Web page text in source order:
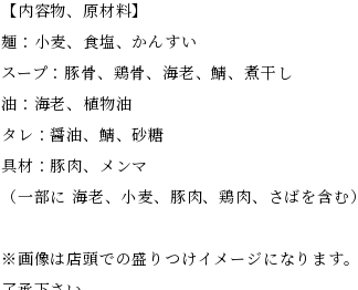
【内容物、原材料】
麺：小麦、食塩、かんすい
スープ：豚骨、鶏骨、海老、鯖、煮干し
油：海老、植物油
タレ：醤油、鯖、砂糖
具材：豚肉、メンマ
（一部に 海老、小麦、豚肉、鶏肉、さばを含む）
※画像は店頭での盛りつけイメージになります